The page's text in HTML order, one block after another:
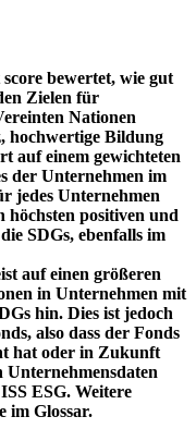
score bewertet, wie gut
Zielen für
Nationen
hochwertige Bildung
auf einem gewichteten
der Unternehmen im
jedes Unternehmen
höchsten positiven und
SDGs, ebenfalls im
auf einen größeren
in Unternehmen mit
hin. Dies ist jedoch
also dass der Fonds
hat oder in Zukunft
Unternehmensdaten
ESG. Weitere
im Glossar.